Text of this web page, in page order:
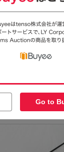
& WHTE VERTIGO◆
候◆スペアレンズ付き
ジロ ◆男女
送料無料
【即決・送料込】新品
未使用ELECTRIC
IKE PARILLO ブルーレ
ズ 人気デザイン エレ
12,800
Go to